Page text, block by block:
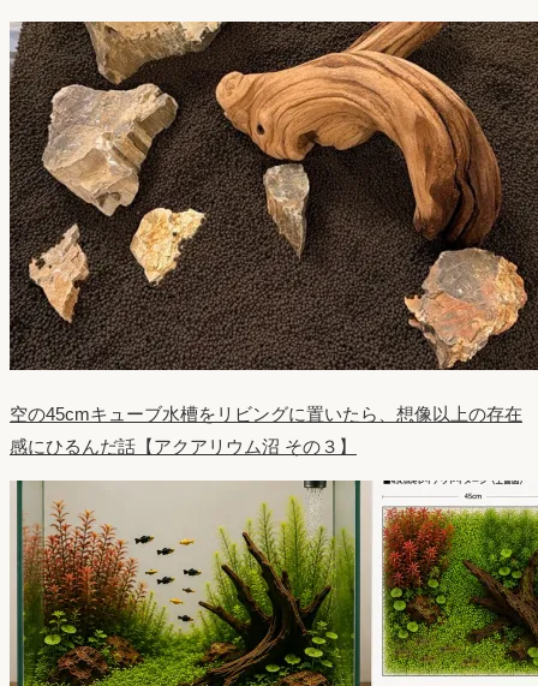
空の45cmキューブ水槽をリビングに置いたら、想像以上の存在
感にひるんだ話【アクアリウム沼 その３】